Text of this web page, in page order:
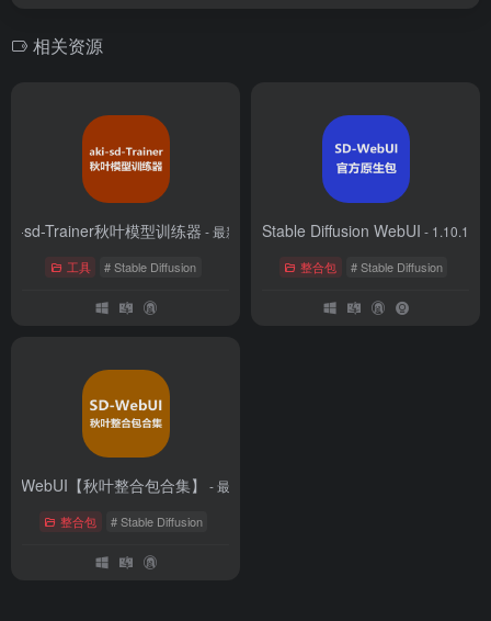
相关资源
aki-sd-Trainer秋叶模型训练器 - 最新版
工具 # Stable Diffusion
Stable Diffusion WebUI - 1.10.1
整合包 # Stable Diffusion
WebUI【秋叶整合包合集】 - 最新版
整合包 # Stable Diffusion